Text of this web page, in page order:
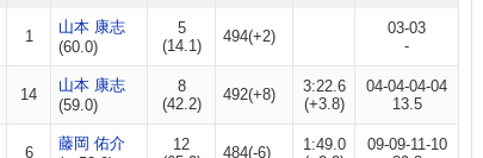
1
山本 康志
(60.0)
5
(14.1)
494(+2)
03-03
-
14
山本 康志
(59.0)
8
(42.2)
492(+8)
3:22.6
(+3.8)
04-04-04-04
13.5
6
藤岡 佑介
12
484(-6)
1:49.0
09-09-11-10